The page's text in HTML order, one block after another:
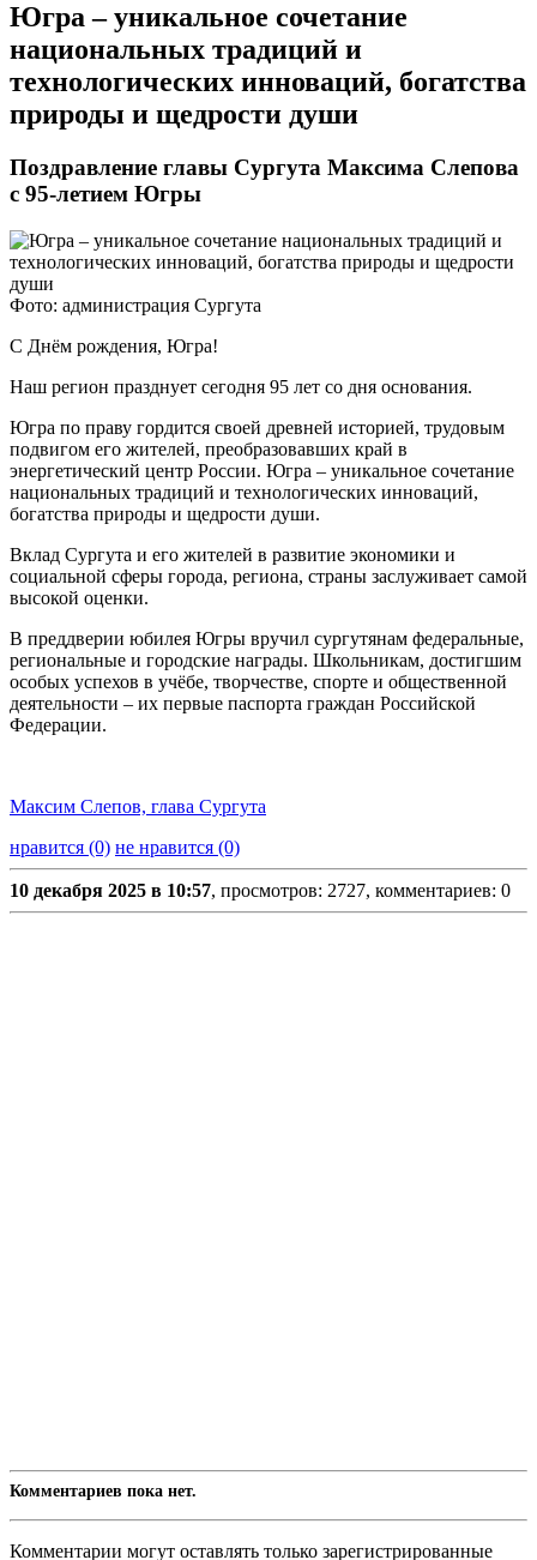
Югра – уникальное сочетание
национальных традиций и
технологических инноваций, богатства
природы и щедрости души
Поздравление главы Сургута Максима Слепова
с 95-летием Югры
Фото: администрация Сургута
С Днём рождения, Югра!
Наш регион празднует сегодня 95 лет со дня основания.
Югра по праву гордится своей древней историей, трудовым
подвигом его жителей, преобразовавших край в
энергетический центр России. Югра – уникальное сочетание
национальных традиций и технологических инноваций,
богатства природы и щедрости души.
Вклад Сургута и его жителей в развитие экономики и
социальной сферы города, региона, страны заслуживает самой
высокой оценки.
В преддверии юбилея Югры вручил сургутянам федеральные,
региональные и городские награды. Школьникам, достигшим
особых успехов в учёбе, творчестве, спорте и общественной
деятельности – их первые паспорта граждан Российской
Федерации.
Максим Слепов, глава Сургута
нравится (0) не нравится (0)
10 декабря 2025 в 10:57, просмотров: 2727, комментариев: 0
Комментариев пока нет.
Комментарии могут оставлять только зарегистрированные